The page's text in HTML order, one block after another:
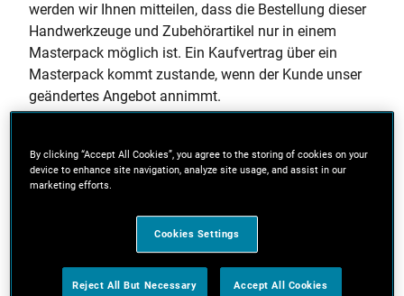
werden wir Ihnen mitteilen, dass die Bestellung dieser
Handwerkzeuge und Zubehörartikel nur in einem
Masterpack möglich ist. Ein Kaufvertrag über ein
Masterpack kommt zustande, wenn der Kunde unser
geändertes Angebot annimmt.
3.1 Die jeweiligen Preise sind in der jeweils zum
Zeitpunkt des Vertragsschlusses gültigen
3.2 Sind nach dem Vertragsschluss nicht konkret
vorhersehbare und von uns nicht zu vertretende
zum Zeitpunkt des Vertragsschlusses im Hinblick auf
By clicking “Accept All Cookies”, you agree to the storing of cookies on your
device to enhance site navigation, analyze site usage, and assist in our
marketing efforts.
Cookies Settings
Reject All But Necessary Accept All Cookies